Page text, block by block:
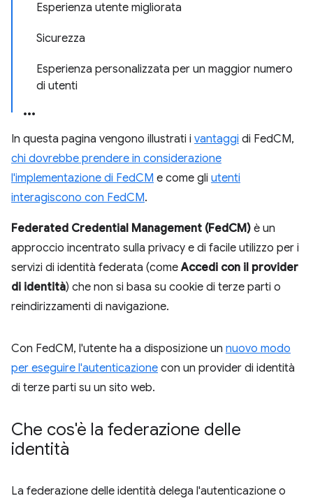
Esperienza utente migliorata
Sicurezza
Esperienza personalizzata per un maggior numero
di utenti
In questa pagina vengono illustrati i vantaggi di FedCM,
chi dovrebbe prendere in considerazione
l'implementazione di FedCM e come gli utenti
interagiscono con FedCM.
Federated Credential Management (FedCM) è un
approccio incentrato sulla privacy e di facile utilizzo per i
servizi di identità federata (comeAccedi con il provider
di identità) che non si basa su cookie di terze parti o
reindirizzamenti di navigazione.
Con FedCM, l'utente ha a disposizione un nuovo modo
per eseguire l'autenticazione con un provider di identità
di terze parti su un sito web.
Che cos'è la federazione delle
identità
La federazione delle identità delega l'autenticazione o